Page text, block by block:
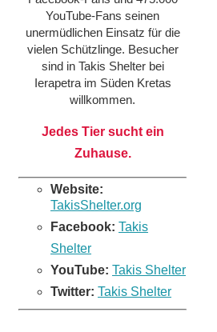
YouTube-Fans seinen
unermüdlichen Einsatz für die
vielen Schützlinge. Besucher
sind in Takis Shelter bei
Ierapetra im Süden Kretas
willkommen.
Jedes Tier sucht ein
Zuhause.
Website:
TakisShelter.org
Facebook: Takis
Shelter
YouTube: Takis Shelter
Twitter: Takis Shelter